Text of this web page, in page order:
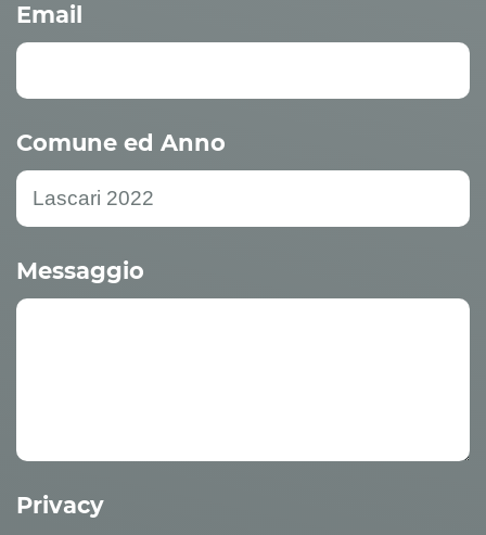
Email
Comune ed Anno
Messaggio
Privacy